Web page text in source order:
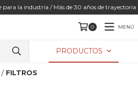
para la industria / Más de 30 años de trayectoria
0 MENÚ
PRODUCTOS
/ FILTROS